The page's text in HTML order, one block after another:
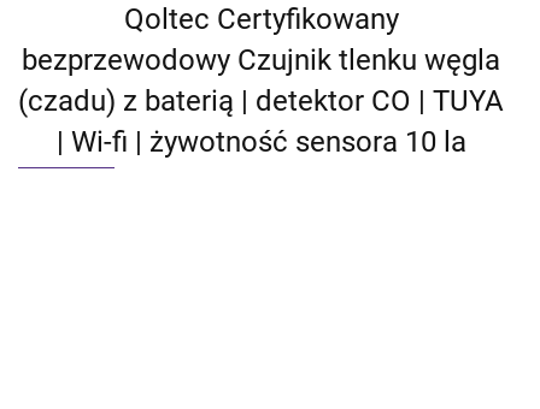
Zgody cookies
Qoltec Certyfikowany
bezprzewodowy Czujnik tlenku węgla
(czadu) z baterią | detektor CO | TUYA
| Wi-fi | żywotność sensora 10 la